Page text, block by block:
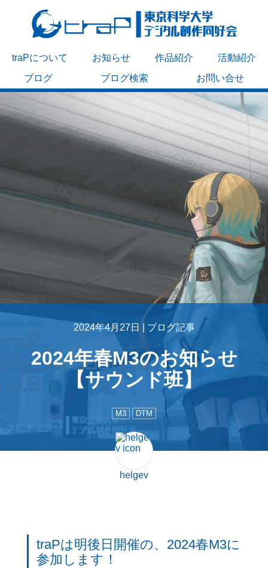
traPについて お知らせ 作品紹介
活動紹介
ブログ
ブログ検索 お問い合せ
2024年4月27日 | ブログ記事
2024年春M3のお知らせ
【サウンド班】
M3 DTM
helgev
traPは明後日開催の、2024春M3に
参加します！